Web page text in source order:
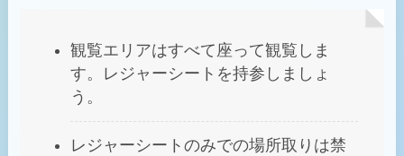
観覧エリアはすべて座って観覧しま
す。レジャーシートを持参しましょ
う。
レジャーシートのみでの場所取りは禁